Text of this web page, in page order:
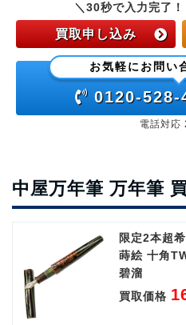
＼30秒で入力完了
買取申し込み
お気軽にお問い
0120-528-
電話対応
中屋万年筆 万年筆
限定2本超
蒔絵 十角
碧溜
買取価格